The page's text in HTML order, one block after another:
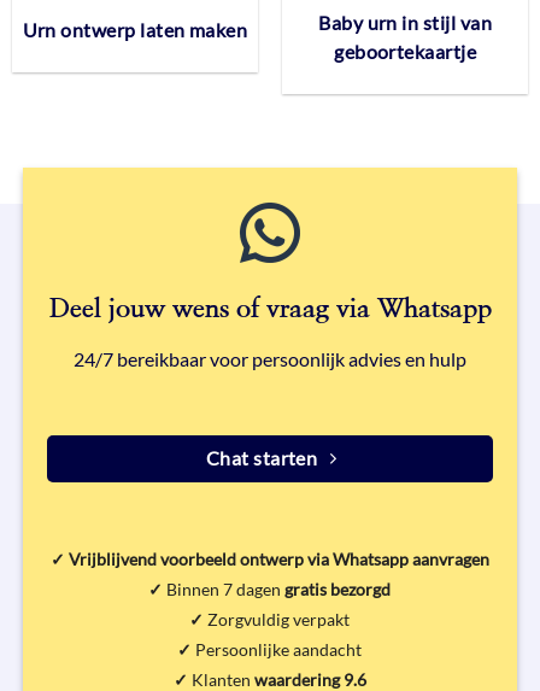
Urn ontwerp laten maken
Baby urn in stijl van
geboortekaartje
Deel jouw wens of vraag via Whatsapp
24/7 bereikbaar voor persoonlijk advies en hulp
Chat starten
✓ Vrijblijvend voorbeeld ontwerp via Whatsapp aanvragen
✓ Binnen 7 dagen gratis bezorgd
✓ Zorgvuldig verpakt
✓ Persoonlijke aandacht
✓ Klanten waardering 9.6